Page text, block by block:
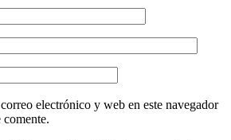
electrónico y web en este navegador